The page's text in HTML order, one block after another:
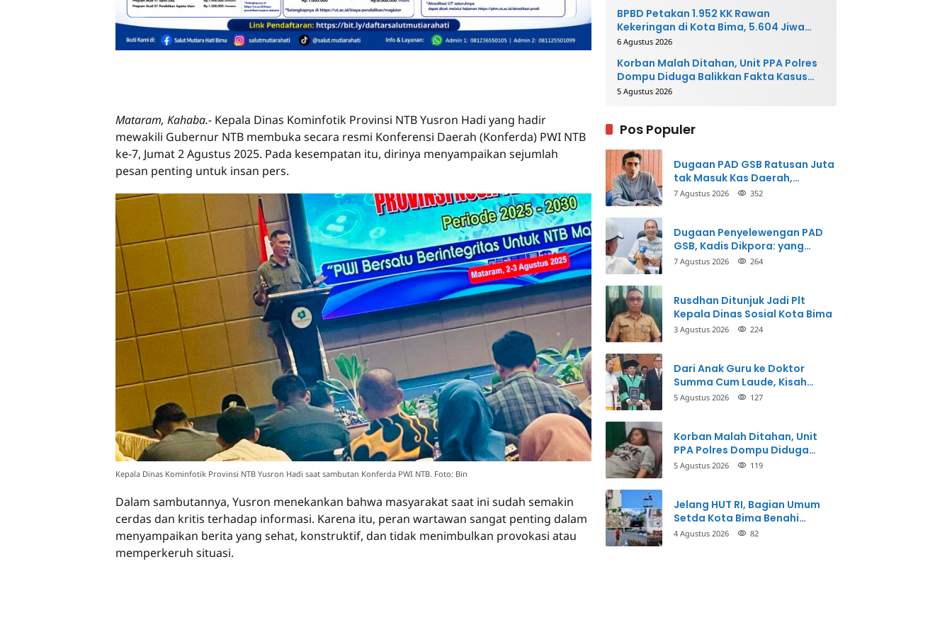
Mataram, Kahaba.- Kepala Dinas Kominfotik Provinsi NTB Yusron Hadi yang hadir
mewakili Gubernur NTB membuka secara resmi Konferensi Daerah (Konferda) PWI NTB
ke-7, Jumat 2 Agustus 2025. Pada kesempatan itu, dirinya menyampaikan sejumlah
pesan penting untuk insan pers.
Kepala Dinas Kominfotik Provinsi NTB Yusron Hadi saat sambutan Konferda PWI NTB. Foto: Bin
Dalam sambutannya, Yusron menekankan bahwa masyarakat saat ini sudah semakin
cerdas dan kritis terhadap informasi. Karena itu, peran wartawan sangat penting dalam
menyampaikan berita yang sehat, konstruktif, dan tidak menimbulkan provokasi atau
memperkeruh situasi.
BPBD Petakan 1.952 KK Rawan
Kekeringan di Kota Bima, 5.604 Jiwa
Berpotensi Terdampak
6 Agustus 2026
Korban Malah Ditahan, Unit PPA Polres
Dompu Diduga Balikkan Fakta Kasus
Penganiayaan
5 Agustus 2026
Pos Populer
Dugaan PAD GSB Ratusan Juta
tak Masuk Kas Daerah,
Inspektorat Panggil Pihak
7 Agustus 2026 352
Dugaan Penyelewengan PAD
GSB, Kadis Dikpora: yang
Bersangkutan Akui
7 Agustus 2026 264
Rusdhan Ditunjuk Jadi Plt
Kepala Dinas Sosial Kota Bima
3 Agustus 2026 224
Dari Anak Guru ke Doktor
Summa Cum Laude, Kisah
Taman Firdaus Menginspirasi
5 Agustus 2026 127
Korban Malah Ditahan, Unit
PPA Polres Dompu Diduga
Balikkan Fakta Kasus
5 Agustus 2026 119
Jelang HUT RI, Bagian Umum
Setda Kota Bima Benahi
Kantor Pemkot
4 Agustus 2026 82